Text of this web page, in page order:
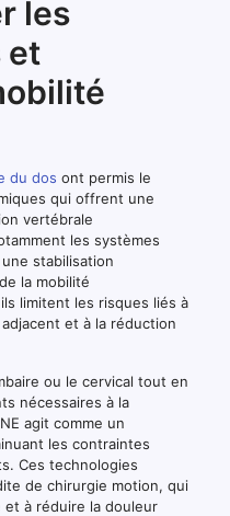
les
et
du dos ont permis le
qui offrent une
vertébrale
les systèmes
stabilisation
la mobilité
limitent les risques liés à
et à la réduction
ou le cervical tout en
nécessaires à la
agit comme un
les contraintes
Ces technologies
de chirurgie motion, qui
à réduire la douleur